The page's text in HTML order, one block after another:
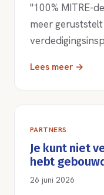
"100% MITRE-
meer
Lees meer →
PARTNERS
Je kunt niet
hebt
26 juni 2026